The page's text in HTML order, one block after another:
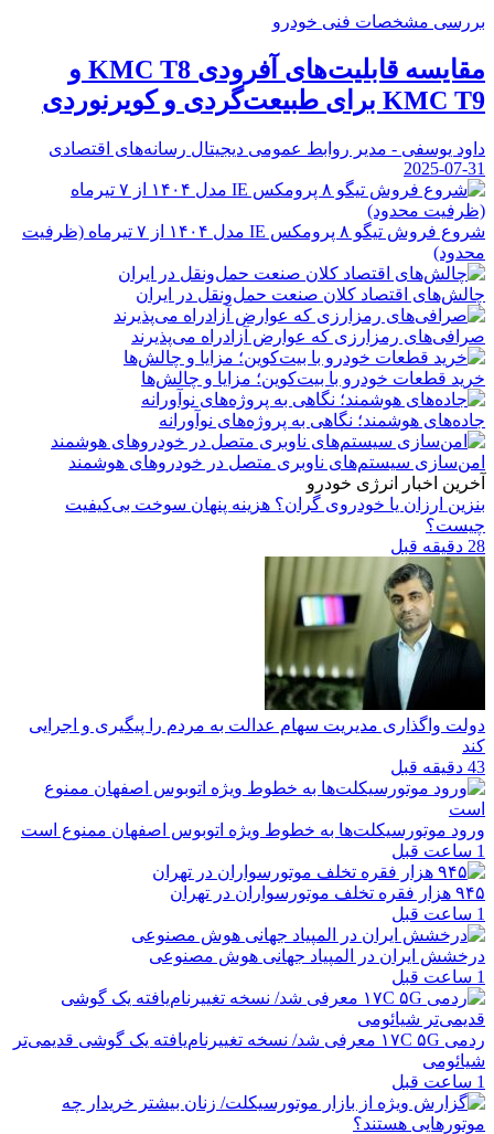
بررسی مشخصات فنی خودرو
مقایسه قابلیت‌های آفرودی KMC T8 و
KMC T9 برای طبیعت‌گردی و کویرنوردی
داود یوسفی - مدیر روابط عمومی دیجیتال رسانه‌های اقتصادی
2025-07-31
شروع فروش تیگو ۸ پرومکس IE مدل ۱۴۰۴ از ۷ تیرماه (ظرفیت
محدود)
چالش‌های اقتصاد کلان صنعت حمل‌ونقل در ایران
صرافی‌های رمزارزی که عوارض آزادراه می‌پذیرند
خرید قطعات خودرو با بیت‌کوین؛ مزایا و چالش‌ها
جاده‌های هوشمند؛ نگاهی به پروژه‌های نوآورانه
امن‌سازی سیستم‌های ناوبری متصل در خودروهای هوشمند
آخرین اخبار انرژی خودرو
بنزین ارزان یا خودروی گران؟ هزینه پنهان سوخت بی‌کیفیت
چیست؟
28 دقیقه قبل
دولت واگذاری مدیریت سهام عدالت به مردم را پیگیری و اجرایی
کند
43 دقیقه قبل
ورود موتورسیکلت‌ها به خطوط ویژه اتوبوس اصفهان ممنوع است
1 ساعت قبل
۹۴۵ هزار فقره تخلف موتورسواران در تهران
1 ساعت قبل
درخشش ایران در المپیاد جهانی هوش مصنوعی
1 ساعت قبل
ردمی ۱۷C ۵G معرفی شد/ نسخه تغییرنام‌یافته یک گوشی قدیمی‌تر
شیائومی
1 ساعت قبل